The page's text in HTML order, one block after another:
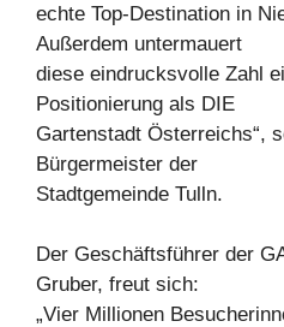
echte Top-Destination in
Außerdem untermauert
diese eindrucksvolle Zahl
Positionierung als DIE
Gartenstadt Österreichs“,
Bürgermeister der
Stadtgemeinde Tulln.
Der Geschäftsführer der
Gruber, freut sich:
„Vier Millionen